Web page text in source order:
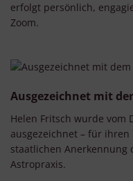
erfolgt persönlich,
Zoom.
Ausgezeichnet mit
Helen Fritsch wurde vom
ausgezeichnet – für
staatlichen
Astropraxis.